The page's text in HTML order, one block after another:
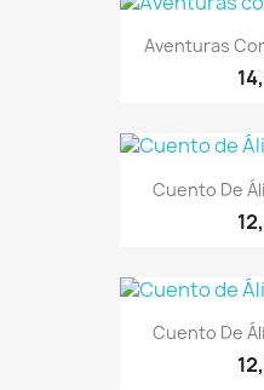
Aventuras
Cuento De
Cuento De